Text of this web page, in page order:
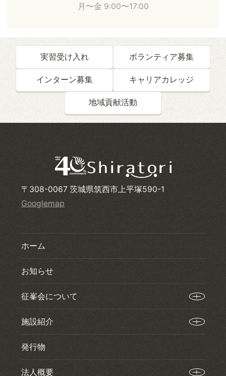
月〜金 9:00〜17:00
実習受け入れ ボランティア募集
インターン募集 キャリアカレッジ
地域貢献活動
〒308-0067 茨城県筑西市上平塚590-1
Googlemap
ホーム
お知らせ
征峯会について
施設紹介
発行物
法人概要